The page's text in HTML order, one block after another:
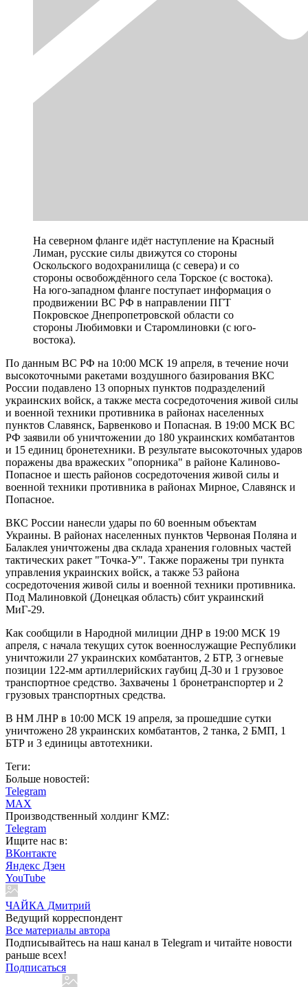
На северном фланге идёт наступление на Красный
Лиман, русские силы движутся со стороны
Оскольского водохранилища (с севера) и со
стороны освобождённого села Торское (с востока).
На юго-западном фланге поступает информация о
продвижении ВС РФ в направлении ПГТ
Покровское Днепропетровской области со
стороны Любимовки и Старомлиновки (с юго-
востока).
По данным ВС РФ на 10:00 МСК 19 апреля, в течение ночи
высокоточными ракетами воздушного базирования ВКС
России подавлено 13 опорных пунктов подразделений
украинских войск, а также места сосредоточения живой силы
и военной техники противника в районах населенных
пунктов Славянск, Барвенково и Попасная. В 19:00 МСК ВС
РФ заявили об уничтожении до 180 украинских комбатантов
и 15 единиц бронетехники. В результате высокоточных ударов
поражены два вражеских "опорника" в районе Калиново-
Попасное и шесть районов сосредоточения живой силы и
военной техники противника в районах Мирное, Славянск и
Попасное.
ВКС России нанесли удары по 60 военным объектам
Украины. В районах населенных пунктов Червоная Поляна и
Балаклея уничтожены два склада хранения головных частей
тактических ракет "Точка-У". Также поражены три пункта
управления украинских войск, а также 53 района
сосредоточения живой силы и военной техники противника.
Под Малиновкой (Донецкая область) сбит украинский
МиГ-29.
Как сообщили в Народной милиции ДНР в 19:00 МСК 19
апреля, с начала текущих суток военнослужащие Республики
уничтожили 27 украинских комбатантов, 2 БТР, 3 огневые
позиции 122-мм артиллерийских гаубиц Д-30 и 1 грузовое
транспортное средство. Захвачены 1 бронетранспортер и 2
грузовых транспортных средства.
В НМ ЛНР в 10:00 МСК 19 апреля, за прошедшие сутки
уничтожено 28 украинских комбатантов, 2 танка, 2 БМП, 1
БТР и 3 единицы автотехники.
Теги:
Больше новостей:
Telegram
MAX
Производственный холдинг KMZ:
Telegram
Ищите нас в:
ВКонтакте
Яндекс Дзен
YouTube
ЧАЙКА Дмитрий
Ведущий корреспондент
Все материалы автора
Подписывайтесь на наш канал в Telegram и читайте новости
раньше всех!
Подписаться